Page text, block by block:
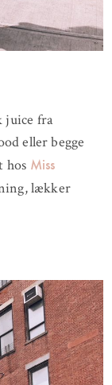
juice fra
eller begge
hos Miss
lækker